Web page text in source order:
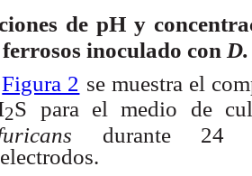
de pH y
ferrosos inoculado con
Figura 2 se muestra el
2S para elmedio de
durante 24